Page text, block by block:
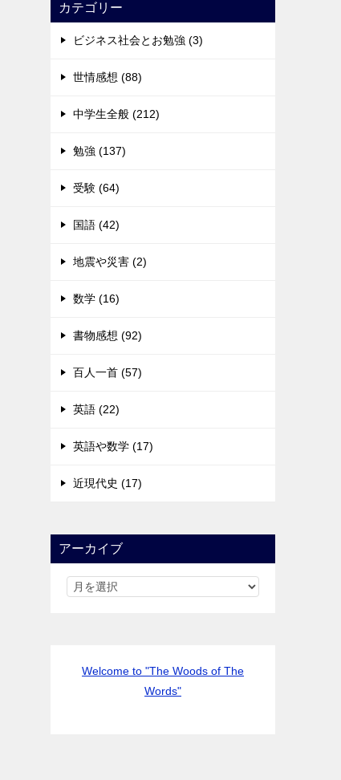
カテゴリー
ビジネス社会とお勉強 (3)
世情感想 (88)
中学生全般 (212)
勉強 (137)
受験 (64)
国語 (42)
地震や災害 (2)
数学 (16)
書物感想 (92)
百人一首 (57)
英語 (22)
英語や数学 (17)
近現代史 (17)
アーカイブ
Welcome to "The Woods of The
Words"